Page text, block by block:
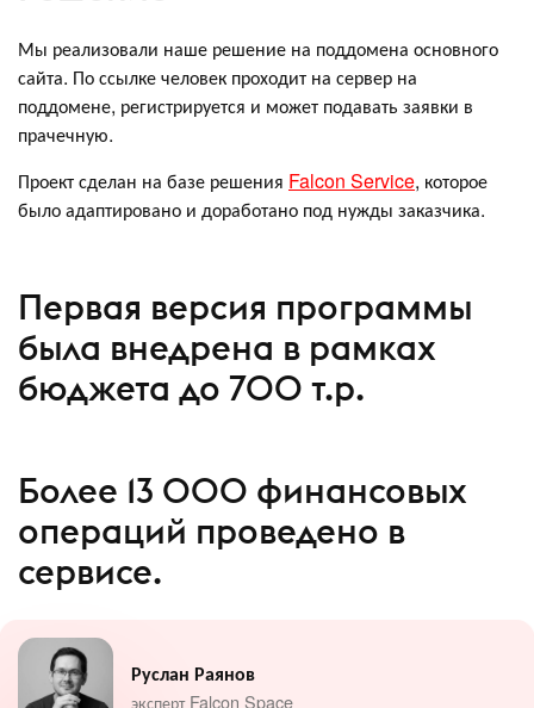
Мы реализовали наше решение на поддомена основного
сайта. По ссылке человек проходит на сервер на
поддомене, регистрируется и может подавать заявки в
прачечную.
Проект сделан на базе решения Falcon Service, которое
было адаптировано и доработано под нужды заказчика.
Первая версия программы
была внедрена в рамках
бюджета до 700 т.р.
Более 13 000 финансовых
операций проведено в
сервисе.
Руслан Раянов
эксперт Falcon Space